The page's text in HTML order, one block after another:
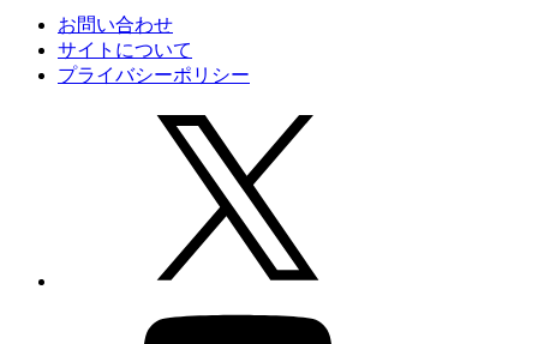
お問い合わせ
サイトについて
プライバシーポリシー